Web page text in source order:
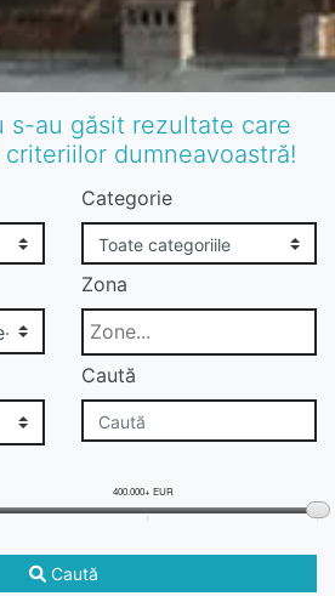
s-au găsit rezultate care
dumneavoastră!
Categorie
Zona
Caută
400.000+ EUR
Caută